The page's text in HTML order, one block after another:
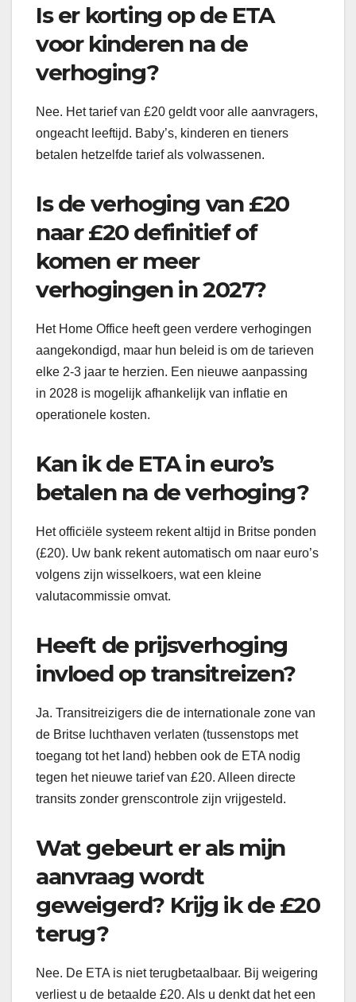
Is er korting op de ETA
voor kinderen na de
verhoging?
Nee. Het tarief van £20 geldt voor alle aanvragers,
ongeacht leeftijd. Baby’s, kinderen en tieners
betalen hetzelfde tarief als volwassenen.
Is de verhoging van £20
naar £20 definitief of
komen er meer
verhogingen in 2027?
Het Home Office heeft geen verdere verhogingen
aangekondigd, maar hun beleid is om de tarieven
elke 2-3 jaar te herzien. Een nieuwe aanpassing
in 2028 is mogelijk afhankelijk van inflatie en
operationele kosten.
Kan ik de ETA in euro’s
betalen na de verhoging?
Het officiële systeem rekent altijd in Britse ponden
(£20). Uw bank rekent automatisch om naar euro’s
volgens zijn wisselkoers, wat een kleine
valutacommissie omvat.
Heeft de prijsverhoging
invloed op transitreizen?
Ja. Transitreizigers die de internationale zone van
de Britse luchthaven verlaten (tussenstops met
toegang tot het land) hebben ook de ETA nodig
tegen het nieuwe tarief van £20. Alleen directe
transits zonder grenscontrole zijn vrijgesteld.
Wat gebeurt er als mijn
aanvraag wordt
geweigerd? Krijg ik de £20
terug?
Nee. De ETA is niet terugbetaalbaar. Bij weigering
verliest u de betaalde £20. Als u denkt dat het een